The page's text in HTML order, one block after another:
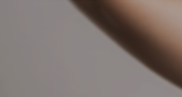
サービス